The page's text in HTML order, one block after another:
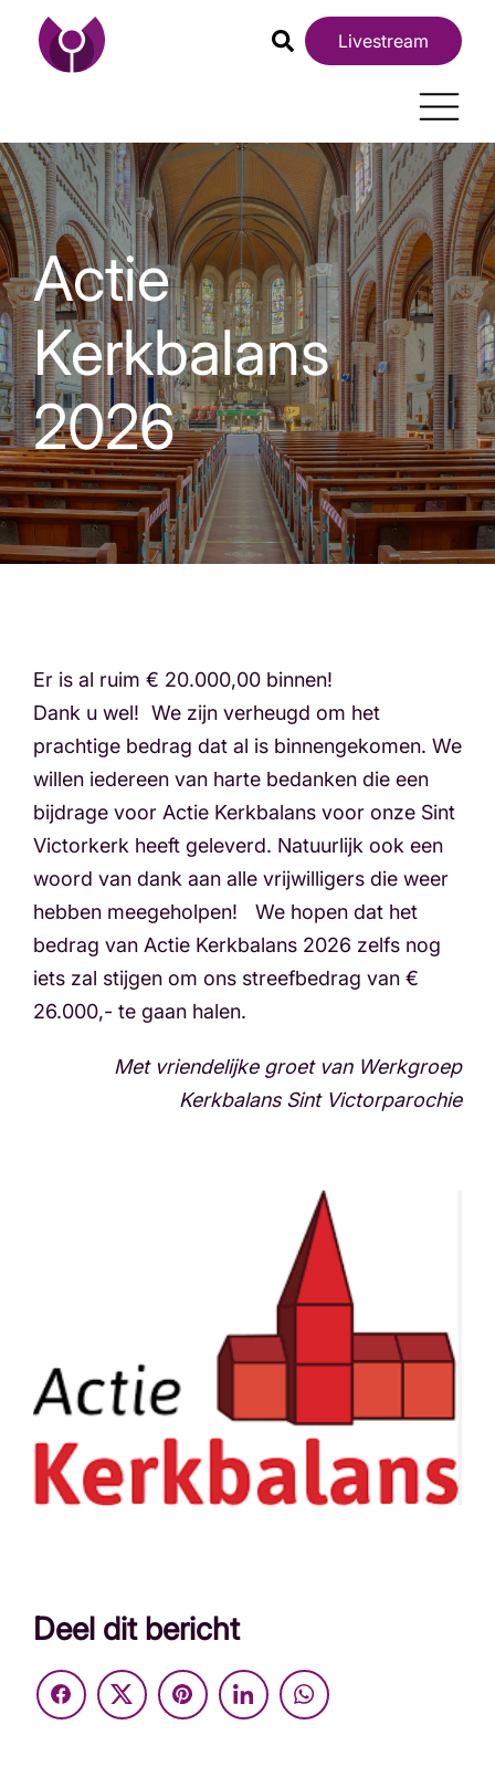
Livestream
Actie
Kerkbalans
2026
Er is al ruim € 20.000,00 binnen!
Dank u wel! We zijn verheugd om het
prachtige bedrag dat al is binnengekomen. We
willen iedereen van harte bedanken die een
bijdrage voor Actie Kerkbalans voor onze Sint
Victorkerk heeft geleverd. Natuurlijk ook een
woord van dank aan alle vrijwilligers die weer
hebben meegeholpen! We hopen dat het
bedrag van Actie Kerkbalans 2026 zelfs nog
iets zal stijgen om ons streefbedrag van €
26.000,- te gaan halen.
Met vriendelijke groet van Werkgroep
Kerkbalans Sint Victorparochie
Deel dit bericht